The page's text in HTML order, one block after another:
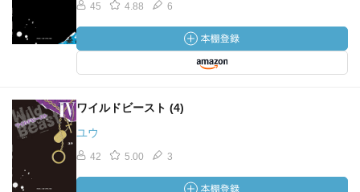
45 4.88 6
ワイルドビースト (4)
ユウ
42 5.00 3